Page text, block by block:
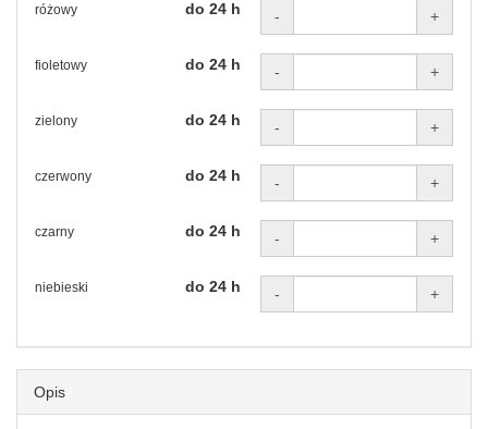
różowy do 24 h - +
fioletowy do 24 h - +
zielony do 24 h - +
czerwony do 24 h - +
czarny do 24 h - +
niebieski do 24 h - +
Opis